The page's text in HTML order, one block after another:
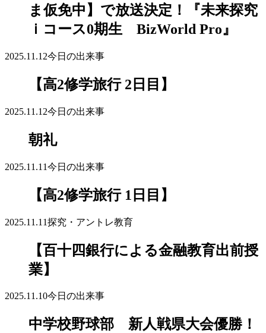
ま仮免中】で放送決定！『未来探究
ｉコース0期生 BizWorld Pro』
2025.11.12今日の出来事
【高2修学旅行 2日目】
2025.11.12今日の出来事
朝礼
2025.11.11今日の出来事
【高2修学旅行 1日目】
2025.11.11探究・アントレ教育
【百十四銀行による金融教育出前授
業】
2025.11.10今日の出来事
中学校野球部 新人戦県大会優勝！